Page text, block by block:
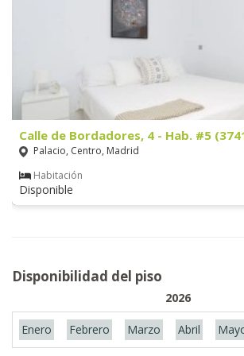
Calle de Bordadores, 4 - Hab. #5
Palacio, Centro, Madrid
Habitación
Disponible
Disponibilidad del piso
2026
Enero Febrero Marzo Abril